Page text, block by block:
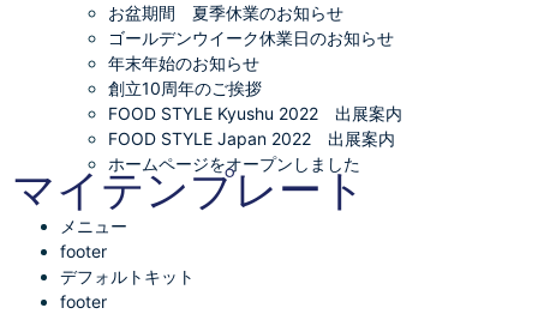
お盆期間 夏季休業のお知らせ
ゴールデンウイーク休業日のお知らせ
年末年始のお知らせ
創立10周年のご挨拶
FOOD STYLE Kyushu 2022 出展案内
FOOD STYLE Japan 2022 出展案内
ホームページをオープンしました
マイテンプレート
メニュー
footer
デフォルトキット
footer